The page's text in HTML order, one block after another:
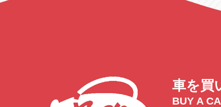
車を買
BUY A